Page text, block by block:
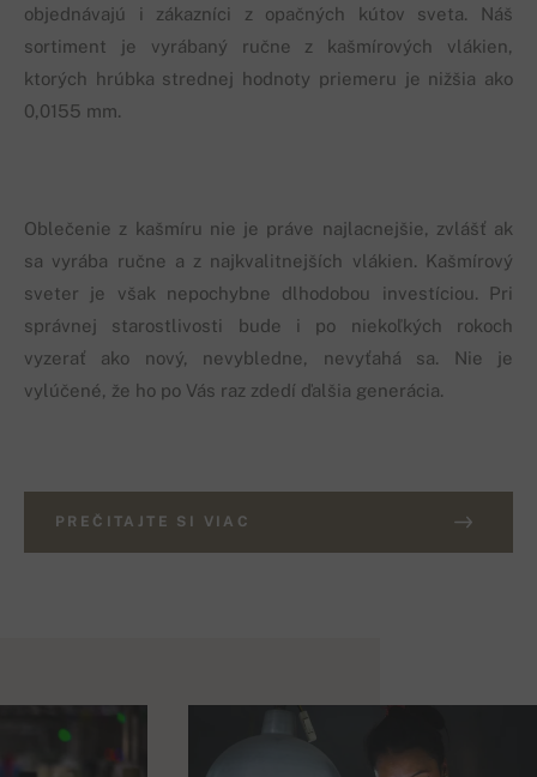
objednávajú i zákazníci z opačných kútov sveta. Náš
sortiment je vyrábaný ručne z kašmírových vlákien,
ktorých hrúbka strednej hodnoty priemeru je nižšia ako
0,0155 mm.
Oblečenie z kašmíru nie je práve najlacnejšie, zvlášť ak
sa vyrába ručne a z najkvalitnejších vlákien. Kašmírový
sveter je však nepochybne dlhodobou investíciou. Pri
správnej starostlivosti bude i po niekoľkých rokoch
vyzerať ako nový, nevybledne, nevyťahá sa. Nie je
vylúčené, že ho po Vás raz zdedí ďalšia generácia.
PREČITAJTE SI VIAC